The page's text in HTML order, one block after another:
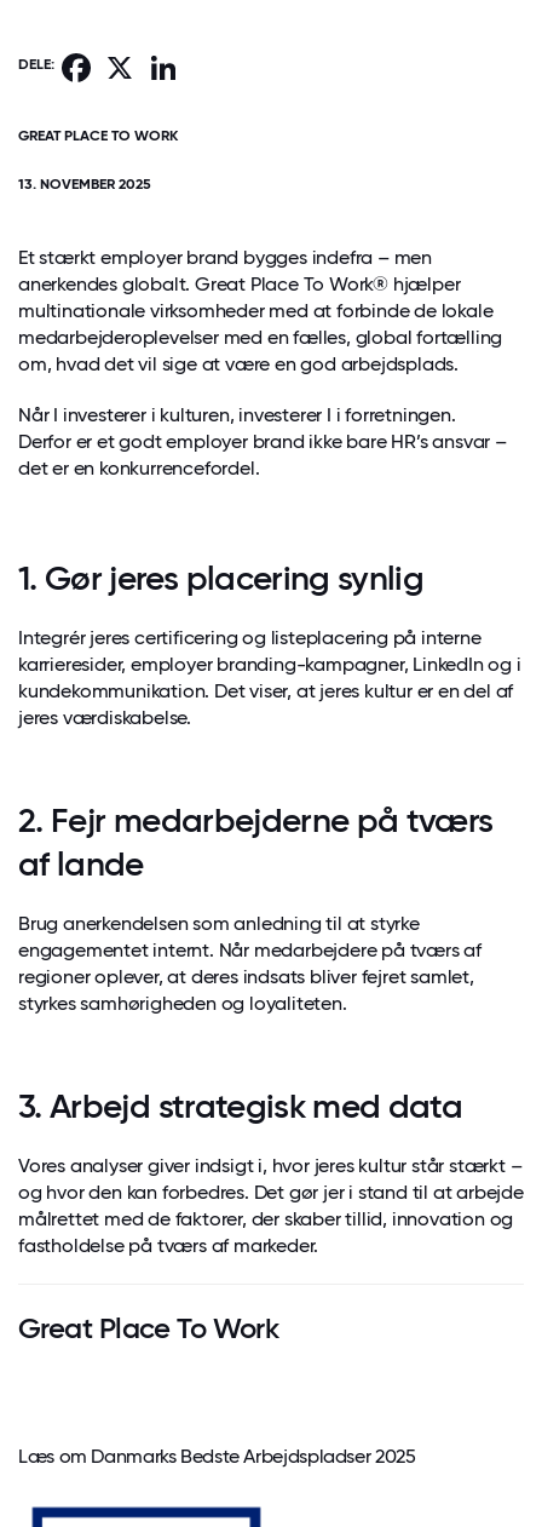
DELE: Facebook
GREAT PLACE TO WORK
13. NOVEMBER 2025
Et stærkt employer brand bygges indefra – men
anerkendes globalt. Great Place To Work® hjælper
multinationale virksomheder med at forbinde de lokale
medarbejderoplevelser med en fælles, global fortælling
om, hvad det vil sige at være en god arbejdsplads.
Når I investerer i kulturen, investerer I i forretningen.
Derfor er et godt employer brand ikke bare HR’s ansvar –
det er en konkurrencefordel.
1. Gør jeres placering synlig
Integrér jeres certificering og listeplacering på interne
karrieresider, employer branding-kampagner, LinkedIn og i
kundekommunikation. Det viser, at jeres kultur er en del af
jeres værdiskabelse.
2. Fejr medarbejderne på tværs
af lande
Brug anerkendelsen som anledning til at styrke
engagementet internt. Når medarbejdere på tværs af
regioner oplever, at deres indsats bliver fejret samlet,
styrkes samhørigheden og loyaliteten.
3. Arbejd strategisk med data
Vores analyser giver indsigt i, hvor jeres kultur står stærkt –
og hvor den kan forbedres. Det gør jer i stand til at arbejde
målrettet med de faktorer, der skaber tillid, innovation og
fastholdelse på tværs af markeder.
Great Place To Work
Læs om Danmarks Bedste Arbejdspladser 2025